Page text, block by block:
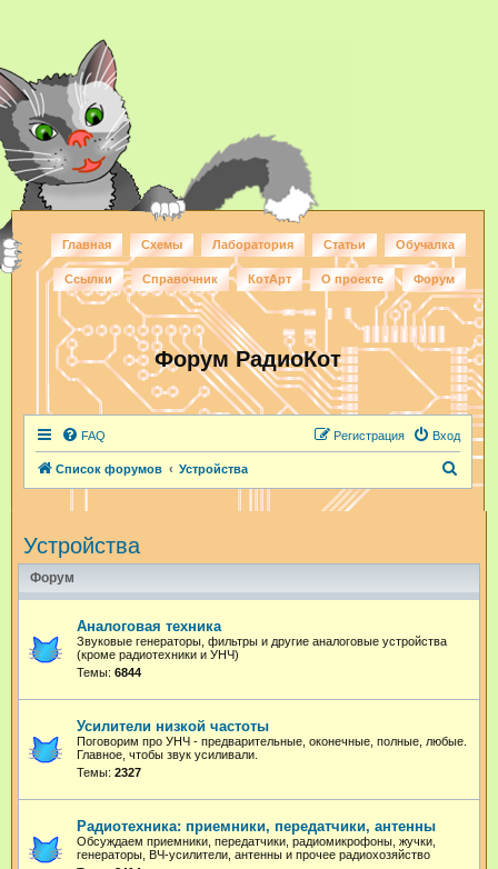
Главная Схемы Лаборатория Статьи Обучалка
Ссылки Справочник КотАрт О проекте Форум
Форум РадиоКот
FAQ Вход
Регистрация
Список форумов Устройства
Устройства
Форум
Аналоговая техника
Звуковые генераторы, фильтры и другие аналоговые устройства
(кроме радиотехники и УНЧ)
Темы: 6844
Усилители низкой частоты
Поговорим про УНЧ - предварительные, оконечные, полные, любые.
Главное, чтобы звук усиливали.
Темы: 2327
Радиотехника: приемники, передатчики, антенны
Обсуждаем приемники, передатчики, радиомикрофоны, жучки,
генераторы, ВЧ-усилители, антенны и прочее радиохозяйство